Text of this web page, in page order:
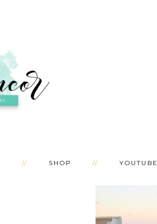
SHOP YOUTUBE